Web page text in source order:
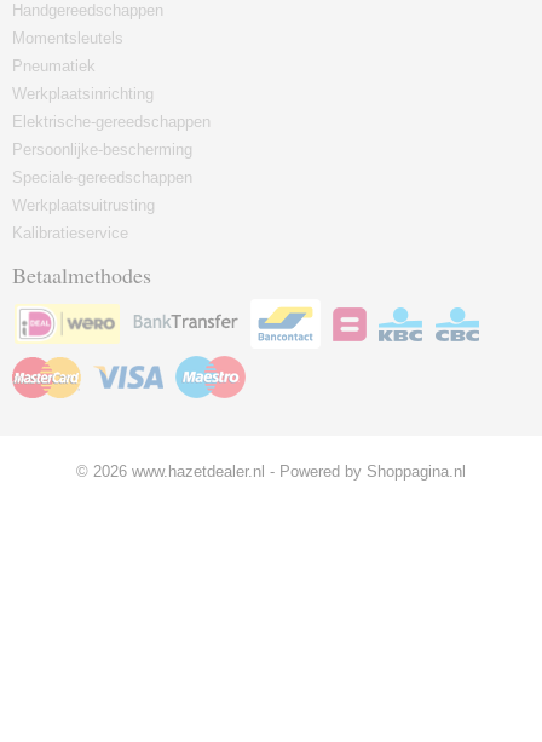
Handgereedschappen
Momentsleutels
Pneumatiek
Werkplaatsinrichting
Elektrische-gereedschappen
Persoonlijke-bescherming
Speciale-gereedschappen
Werkplaatsuitrusting
Kalibratieservice
Betaalmethodes
© 2026 www.hazetdealer.nl - Powered by Shoppagina.nl